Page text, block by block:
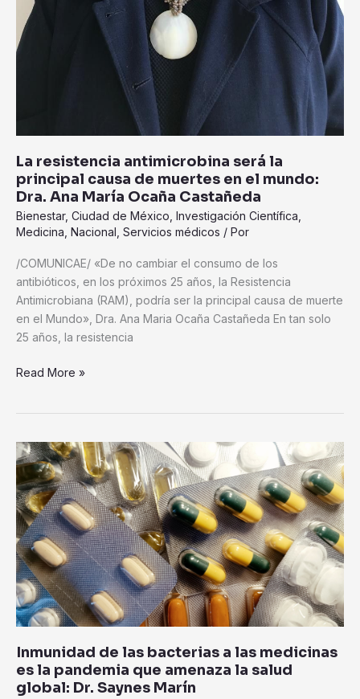
La resistencia antimicrobina será la
principal causa de muertes en el mundo:
Dra. Ana María Ocaña Castañeda
Bienestar, Ciudad de México Investigación Científica
Medicina Nacional Servicios médicos / Por
/COMUNICAE/ «De no cambiar el consumo de los
antibióticos, en los próximos 25 años, la Resistencia
Antimicrobiana (RAM), podría ser la principal causa de muerte
en el Mundo», Dra. Ana Maria Ocaña Castañeda En tan solo
25 años, la resistencia
Read More »
Inmunidad de las bacterias a las medicinas
es la pandemia que amenaza la salud
global: Dr. Saynes Marín
Inmunidad
de
las
bacterias
a
las
medicinas
es
la
pandemia
amenaza
la
salud